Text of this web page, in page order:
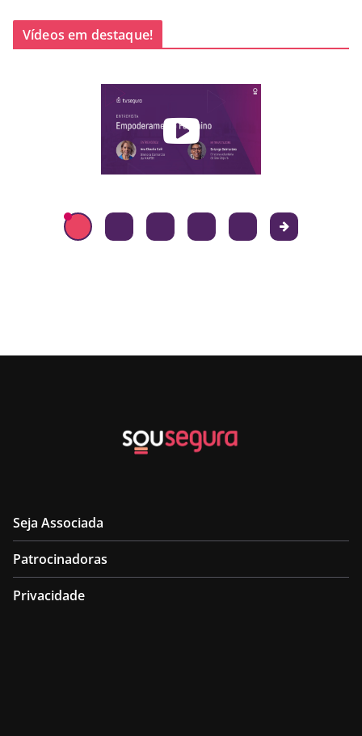
Vídeos em destaque!
Seja Associada
Patrocinadoras
Privacidade